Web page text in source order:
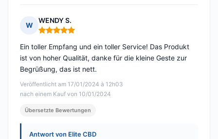
W
WENDY S.
Hinweis: 5 von 5
Veröffentlicht am 17/01/2024 à 12h03
nach einem Kauf von 10/01/2024
Ein toller Empfang und ein toller Service! Das Produkt
ist von hoher Qualität, danke für die kleine Geste zur
Begrüßung, das ist nett.
Übersetzte Bewertungen
Antwort von Elite CBD